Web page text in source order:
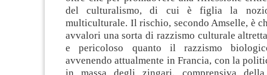
del culturalismo, di cui è figlia la
multiculturale. Il rischio, secondo Amselle, è
avvalori una sorta di razzismo culturale
e pericoloso quanto il razzismo
avvenendo attualmente in Francia, con la